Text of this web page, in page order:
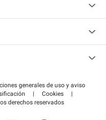
generales de uso y aviso
| Cookies
|
derechos reservados